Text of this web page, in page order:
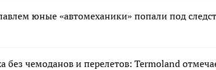
юные «автомеханики» попали под
без чемоданов и перелетов: Termoland